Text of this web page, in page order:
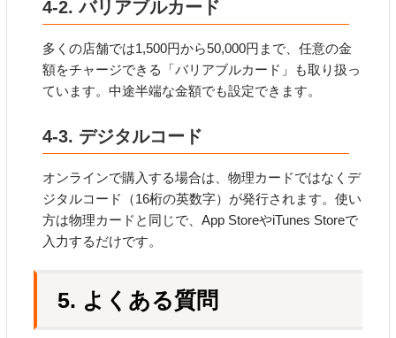
4-2. バリアブルカード
多くの店舗では1,500円から50,000円まで、任意の金
額をチャージできる「バリアブルカード」も取り扱っ
ています。中途半端な金額でも設定できます。
4-3. デジタルコード
オンラインで購入する場合は、物理カードではなくデ
ジタルコード（16桁の英数字）が発行されます。使い
方は物理カードと同じで、App StoreやiTunes Storeで
入力するだけです。
5. よくある質問